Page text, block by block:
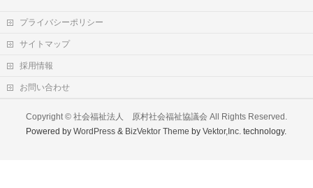
プライバシーポリシー
サイトマップ
採用情報
お問い合わせ
Copyright © 社会福祉法人 原村社会福祉協議会All Rights Reserved.
Powered byWordPress & BizVektor Theme byVektor,Inc. technology.